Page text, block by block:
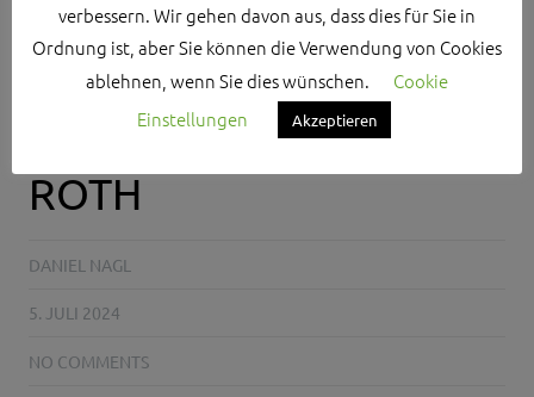
2.641.000 EURO
STÄDTEBAUFÖRDERUN
G GEHEN IN DEN KREIS
ROTH
DANIEL NAGL
5. JULI 2024
NO COMMENTS
verbessern. Wir gehen davon aus, dass dies für Sie in
Ordnung ist, aber Sie können die Verwendung von Cookies
ablehnen, wenn Sie dies wünschen.
Cookie
Einstellungen
Akzeptieren